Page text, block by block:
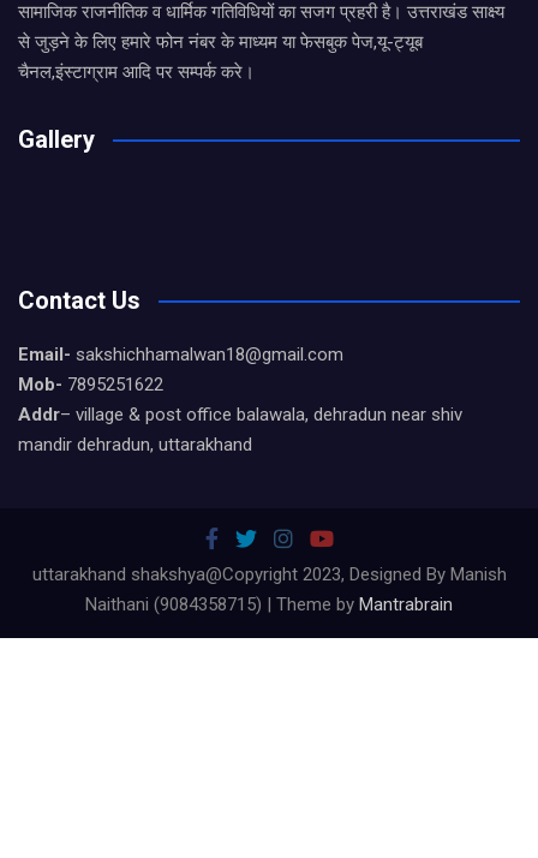
सामाजिक राजनीतिक व धार्मिक गतिविधियों का सजग प्रहरी है। उत्तराखंड साक्ष्य
से जुड़ने के लिए हमारे फोन नंबर के माध्यम या फेसबुक पेज,यू-ट्यूब
चैनल,इंस्टाग्राम आदि पर सम्पर्क करे।
Gallery
Contact Us
Email- sakshichhamalwan18@gmail.com
Mob- 7895251622
Addr– village & post office balawala, dehradun near shiv
mandir dehradun, uttarakhand
uttarakhand shakshya@Copyright 2023, Designed By Manish
Naithani (9084358715) | Theme by Mantrabrain